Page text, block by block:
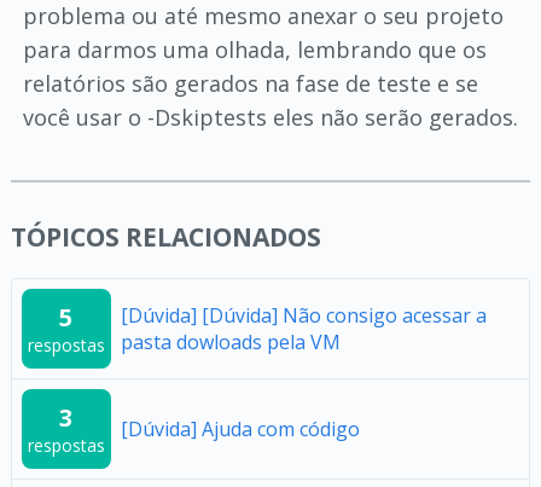
problema ou até mesmo anexar o seu projeto
para darmos uma olhada, lembrando que os
relatórios são gerados na fase de teste e se
você usar o -Dskiptests eles não serão gerados.
TÓPICOS RELACIONADOS
5
respostas
[Dúvida] [Dúvida] Não consigo acessar a
pasta dowloads pela VM
3
respostas
[Dúvida] Ajuda com código